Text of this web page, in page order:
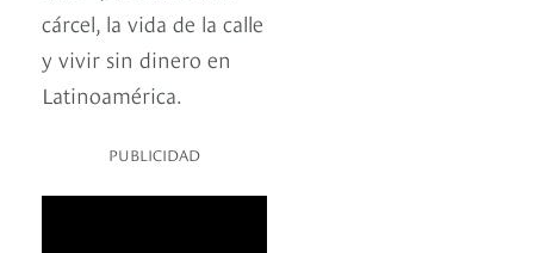
cárcel, la vida de la calle
y vivir sin dinero en
Latinoamérica.
PUBLICIDAD